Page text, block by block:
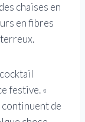
chaises en
en fibres
festive. «
de